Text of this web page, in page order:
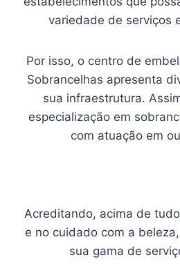
variedade de serviços
Por isso, o centro de
Sobrancelhas apresenta
sua infraestrutura.
especialização em
com atuação em
Acreditando, acima de
e no cuidado com a
sua gama de